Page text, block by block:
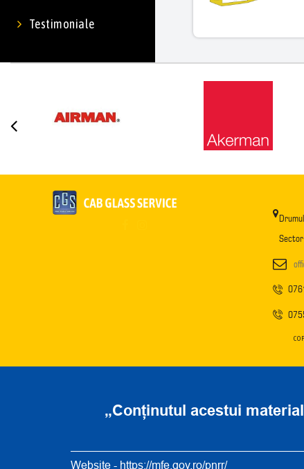
Testimoniale
„Conținutul acestui
Website - https://mfe.gov.ro/pnrr/